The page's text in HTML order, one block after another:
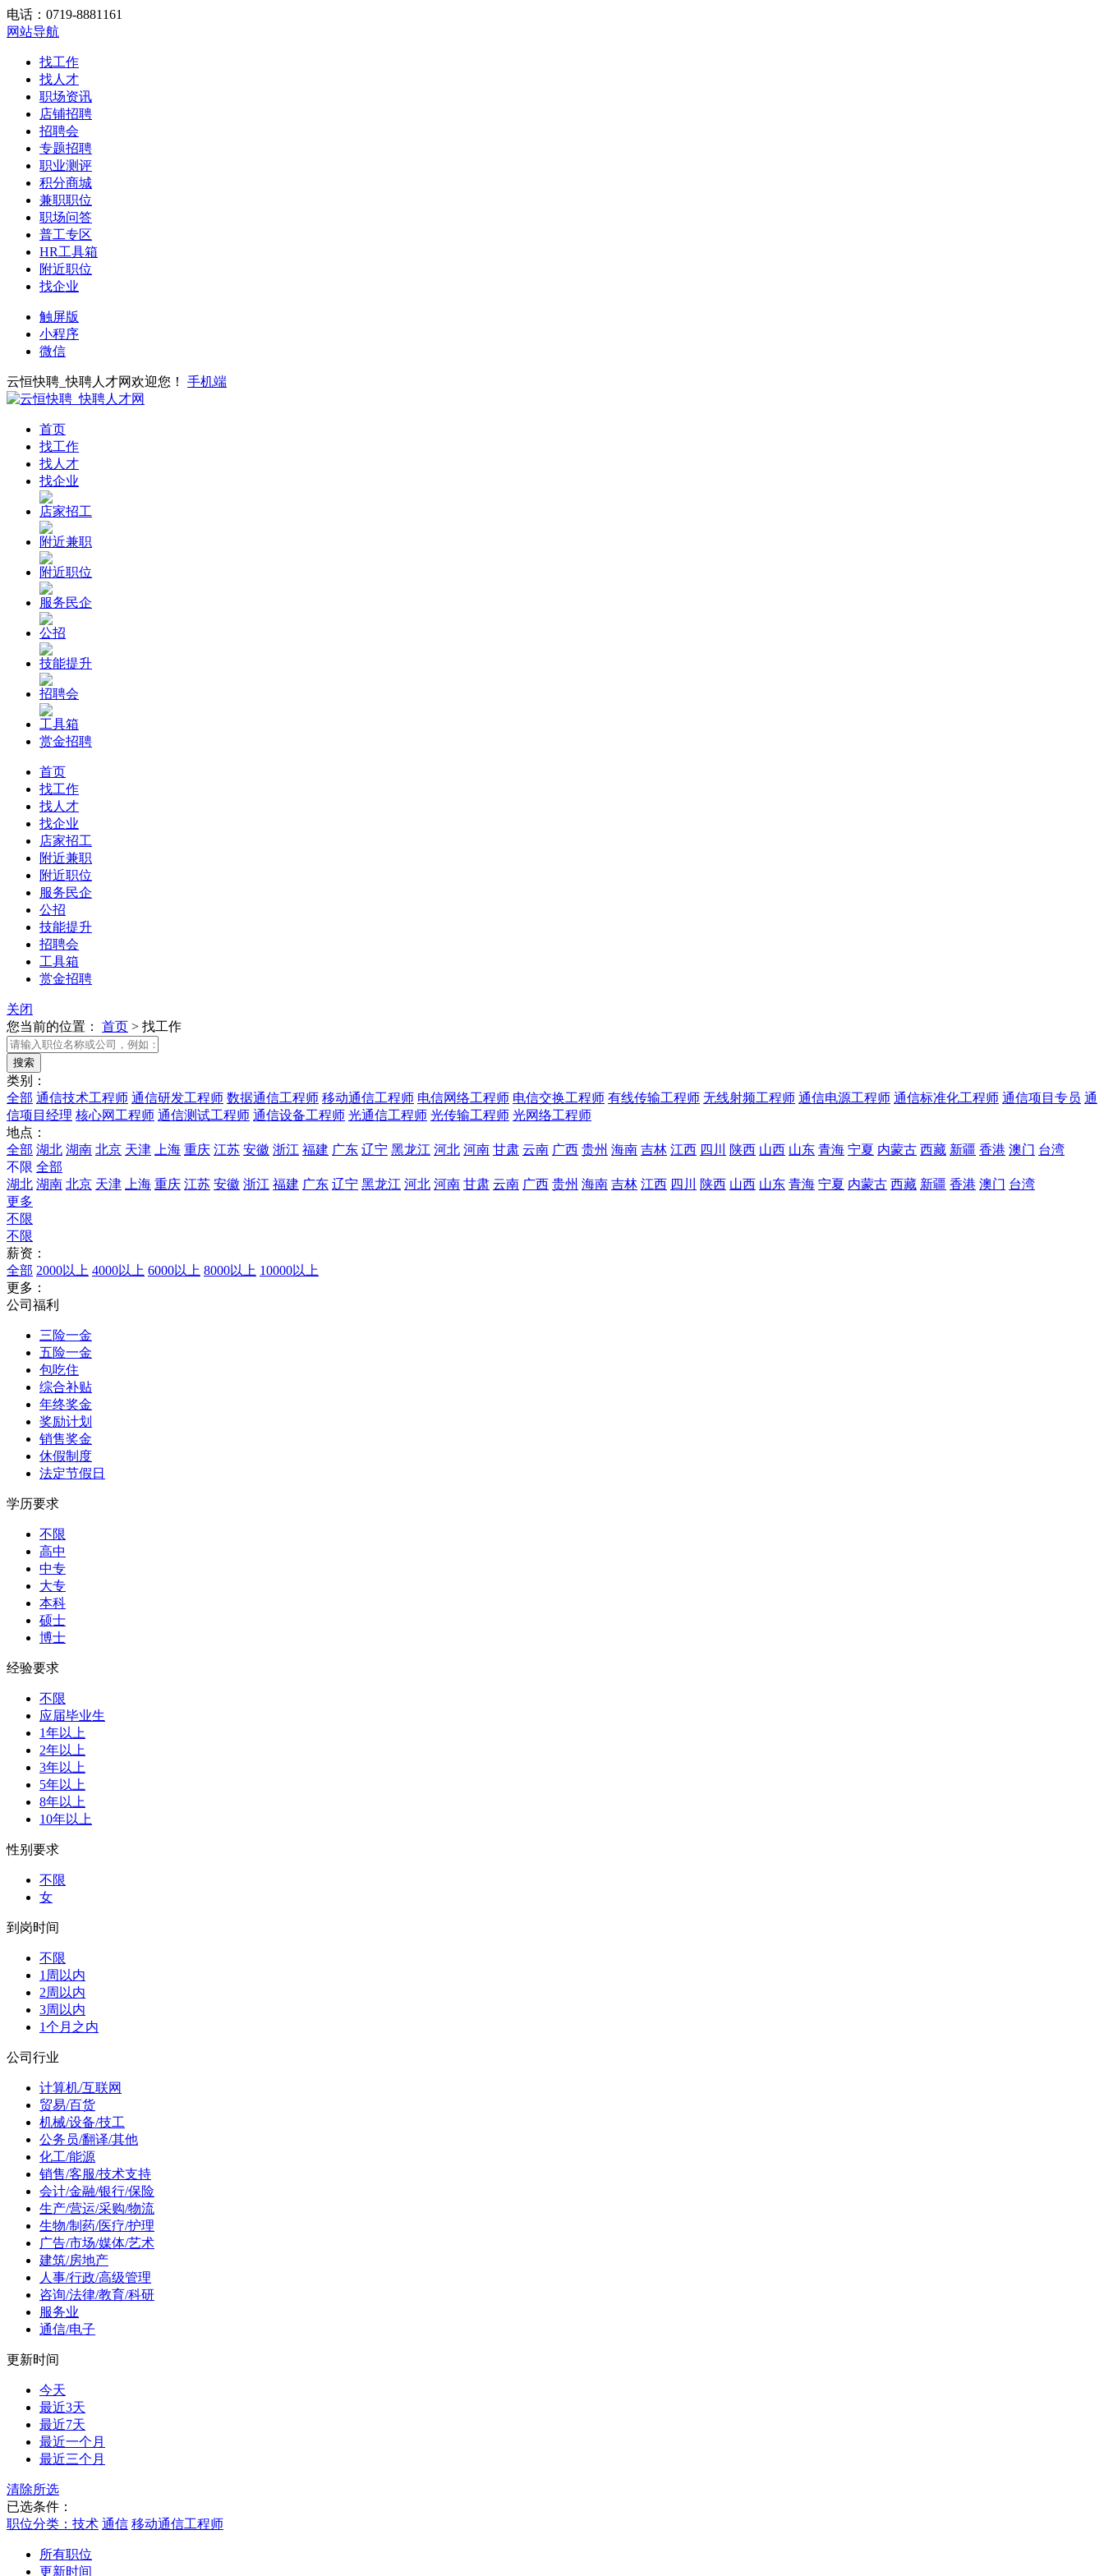
电话：0719-8881161
网站导航
找工作
找人才
职场资讯
店铺招聘
招聘会
专题招聘
职业测评
积分商城
兼职职位
职场问答
普工专区
HR工具箱
附近职位
找企业
触屏版
小程序
微信
云恒快聘_快聘人才网欢迎您！ 手机端
首页
找工作
找人才
找企业
店家招工
附近兼职
附近职位
服务民企
公招
技能提升
招聘会
工具箱
赏金招聘
首页
找工作
找人才
找企业
店家招工
附近兼职
附近职位
服务民企
公招
技能提升
招聘会
工具箱
赏金招聘
关闭
您当前的位置： 首页 > 找工作
类别：
全部 通信技术工程师 通信研发工程师 数据通信工程师 移动通信工程师 电信网络工程师 电信交换工程师 有线传输工程师 无线射频工程师 通信电源工程师 通信标准化工程师 通信项目专员 通
信项目经理 核心网工程师 通信测试工程师 通信设备工程师 光通信工程师 光传输工程师 光网络工程师
地点：
全部 湖北 湖南 北京 天津 上海 重庆 江苏 安徽 浙江 福建 广东 辽宁 黑龙江 河北 河南 甘肃 云南 广西 贵州 海南 吉林 江西 四川 陕西 山西 山东 青海 宁夏 内蒙古 西藏 新疆 香港 澳门 台湾
不限 全部
湖北 湖南 北京 天津 上海 重庆 江苏 安徽 浙江 福建 广东 辽宁 黑龙江 河北 河南 甘肃 云南 广西 贵州 海南 吉林 江西 四川 陕西 山西 山东 青海 宁夏 内蒙古 西藏 新疆 香港 澳门 台湾
更多
不限
不限
薪资：
全部 2000以上 4000以上 6000以上 8000以上 10000以上
更多：
公司福利
三险一金
五险一金
包吃住
综合补贴
年终奖金
奖励计划
销售奖金
休假制度
法定节假日
学历要求
不限
高中
中专
大专
本科
硕士
博士
经验要求
不限
应届毕业生
1年以上
2年以上
3年以上
5年以上
8年以上
10年以上
性别要求
不限
女
到岗时间
不限
1周以内
2周以内
3周以内
1个月之内
公司行业
计算机/互联网
贸易/百货
机械/设备/技工
公务员/翻译/其他
化工/能源
销售/客服/技术支持
会计/金融/银行/保险
生产/营运/采购/物流
生物/制药/医疗/护理
广告/市场/媒体/艺术
建筑/房地产
人事/行政/高级管理
咨询/法律/教育/科研
服务业
通信/电子
更新时间
今天
最近3天
最近7天
最近一个月
最近三个月
清除所选
已选条件：
职位分类：技术 通信 移动通信工程师
所有职位
更新时间